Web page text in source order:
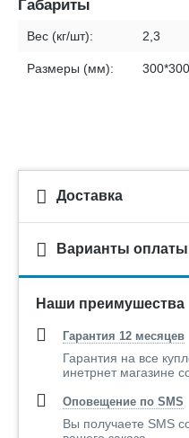
Габариты
Вес (кг/шт): 2,3
Размеры (мм):
Доставка
Варианты оплаты
Наши преимушества
Гарантия 12 месяцев
Гарантия на все
инетрнет магазине
Оповещение по SMS
Вы получаете SMS